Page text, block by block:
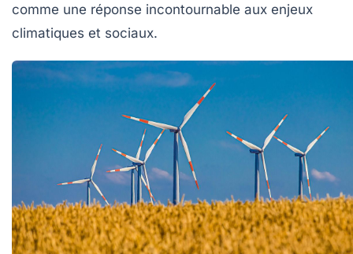
comme une réponse incontournable aux enjeux
climatiques et sociaux.